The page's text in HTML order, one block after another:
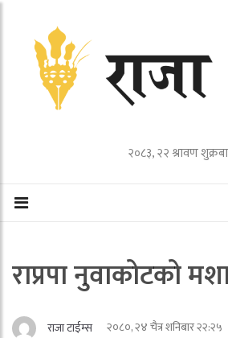
२०८३, २२ श्रावण
राप्रपा नुवाकोटको
राजा टाईम्स २०८०, २४ चैत्र शनिबार २२:२५